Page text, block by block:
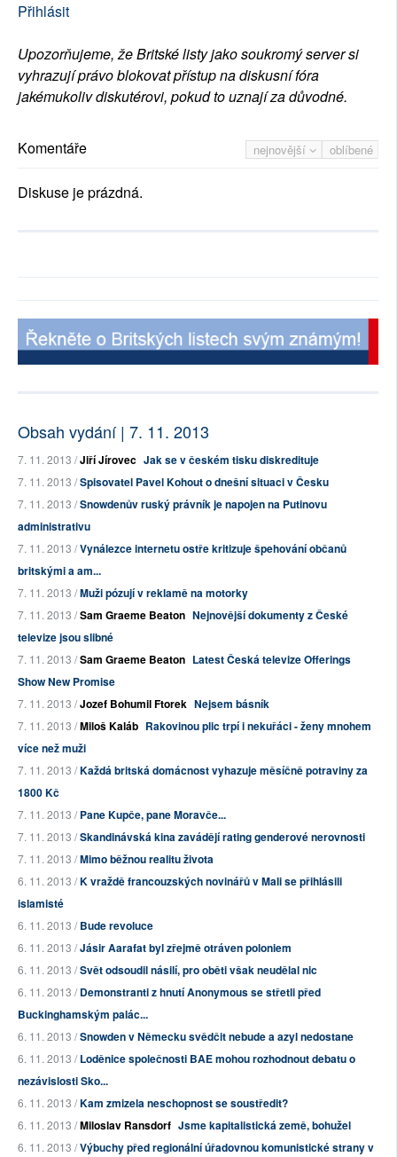
Přihlásit
Upozorňujeme, že Britské listy jako soukromý server si
vyhrazují právo blokovat přístup na diskusní fóra
jakémukoliv diskutérovi, pokud to uznají za důvodné.
nejnovější oblíbené
Komentáře
Diskuse je prázdná.
Obsah vydání | 7. 11. 2013
7. 11. 2013 /Jiří Jírovec Jak se v českém tisku diskredituje
7. 11. 2013 /Spisovatel Pavel Kohout o dnešní situaci v Česku
7. 11. 2013 /Snowdenův ruský právník je napojen na Putinovu
administrativu
7. 11. 2013 /Vynálezce internetu ostře kritizuje špehování občanů
britskými a am...
7. 11. 2013 /Muži pózují v reklamě na motorky
7. 11. 2013 /Sam Graeme Beaton Nejnovější dokumenty z České
televize jsou slibné
7. 11. 2013 /Sam Graeme Beaton Latest Česká televize Offerings
Show New Promise
7. 11. 2013 /Jozef Bohumil Ftorek Nejsem básník
7. 11. 2013 /Miloš Kaláb Rakovinou plic trpí i nekuřáci - ženy mnohem
více než muži
7. 11. 2013 /Každá britská domácnost vyhazuje měsíčně potraviny za
1800 Kč
7. 11. 2013 /Pane Kupče, pane Moravče...
7. 11. 2013 /Skandinávská kina zavádějí rating genderové nerovnosti
7. 11. 2013 /Mimo běžnou realitu života
6. 11. 2013 /K vraždě francouzských novinářů v Mali se přihlásili
islamisté
6. 11. 2013 /Bude revoluce
6. 11. 2013 /Jásir Aarafat byl zřejmě otráven poloniem
6. 11. 2013 /Svět odsoudil násilí, pro oběti však neudělal nic
6. 11. 2013 /Demonstranti z hnutí Anonymous se střetli před
Buckinghamským palác...
6. 11. 2013 /Snowden v Německu svědčit nebude a azyl nedostane
6. 11. 2013 /Loděnice společnosti BAE mohou rozhodnout debatu o
nezávislosti Sko...
6. 11. 2013 /Kam zmizela neschopnost se soustředit?
6. 11. 2013 /Miloslav Ransdorf Jsme kapitalistická země, bohužel
6. 11. 2013 /Výbuchy před regionální úřadovnou komunistické strany v